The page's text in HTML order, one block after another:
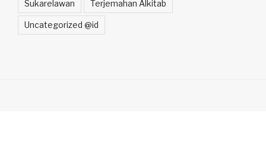
Sukarelawan Terjemahan Alkitab
Uncategorized @id